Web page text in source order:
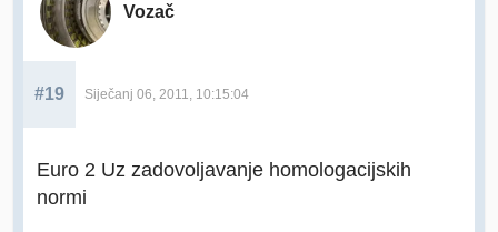
Vozač
#19 Siječanj 06, 2011, 10:15:04
Euro 2 Uz zadovoljavanje homologacijskih
normi